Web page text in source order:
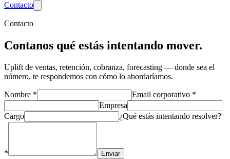
Contacto
Contacto
Contanos qué estás intentando mover.
Uplift de ventas, retención, cobranza, forecasting — donde sea el
número, te respondemos con cómo lo abordaríamos.
Nombre * Email corporativo *
Empresa
Cargo
¿Qué estás intentando resolver?
* Enviar